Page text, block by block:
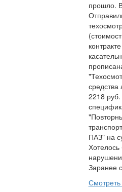
прошло.
2218
ПАЗ" на
Заранее
Смотреть